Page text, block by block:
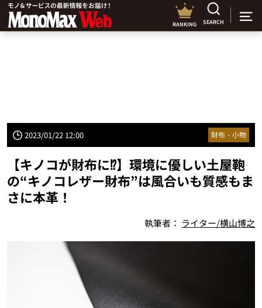
RANKING SEARCH
2023/01/22 12:00 財布・小物
【キノコが財布に⁉】環境に優しい土屋鞄
の“キノコレザー財布”は風合いも質感もま
さに本革！
執筆者： ライター/横山博之